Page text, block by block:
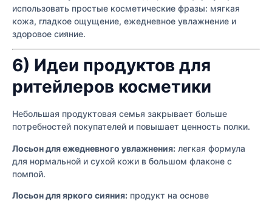
использовать простые косметические фразы: мягкая
кожа, гладкое ощущение, ежедневное увлажнение и
здоровое сияние.
6) Идеи продуктов для
ритейлеров косметики
Небольшая продуктовая семья закрывает больше
потребностей покупателей и повышает ценность полки.
Лосьон для ежедневного увлажнения: легкая формула
для нормальной и сухой кожи в большом флаконе с
помпой.
Лосьон для яркого сияния: продукт на основе